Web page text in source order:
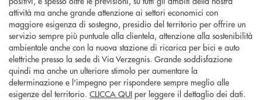
attività ma anche grande attenzione ai settori economici con
maggiore esigenza di sostegno, presidio del territorio per offrire un
servizio sempre più puntuale alla clientela, attenzione alla sostenibilità
ambientale anche con la nuova stazione di ricarica per bici e auto
elettriche presso la sede di Via Verzegnis. Grande soddisfazione
quindi ma anche un ulteriore stimolo per aumentare la
determinazione e l'impegno per rispondere sempre meglio alle
esigenze del territorio. CLICCA QUI per leggere il dettaglio dei dati.